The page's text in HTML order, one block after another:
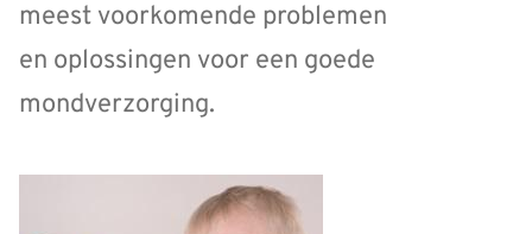
meest voorkomende problemen
en oplossingen voor een goede
mondverzorging.